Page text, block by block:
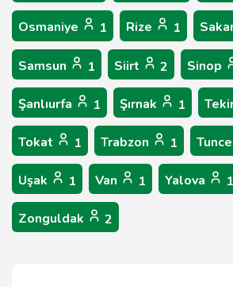
Osmaniye 1 Rize 1
Samsun 1 Siirt 2 Sinop
Şanlıurfa 1 Şırnak 1
Tokat 1 Trabzon 1
Uşak 1 Van 1 Yalova 1
Zonguldak 2